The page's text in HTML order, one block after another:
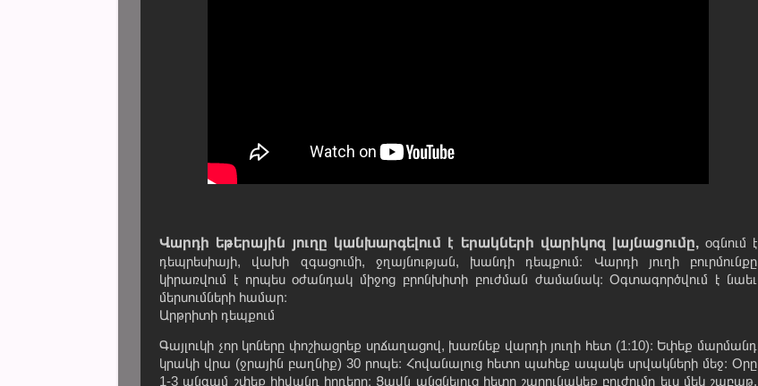
Վարդի եթերային յուղը կանխարգելում է երակների վարիկոզ լայնացումը,օգնում է
դեպրեսիայի, վախի զգացումի, ջղայնության, խանդի դեպքում։ Վարդի յուղի բուրմունքը
կիրառվում է որպես օժանդակ միջոց բրոնխիտի բուժման ժամանակ։ Օգտագործվում է նաեւ
մերսումների համար։
Արթրիտի դեպքում
Գայլուկի չոր կոները փոշիացրեք սրճաղացով, խառնեք վարդի յուղի հետ (1։10)։ Եփեք մարմանդ
կրակի վրա (ջրային բաղնիք) 30 րոպե։ Հովանալուց հետո պահեք ապակե սրվակների մեջ։ Օրը
1-3 անգամ շփեք հիվանդ հոդերը։ Ցավն անցնելուց հետո շարունակեք բուժումը եւս մեկ շաբաթ,